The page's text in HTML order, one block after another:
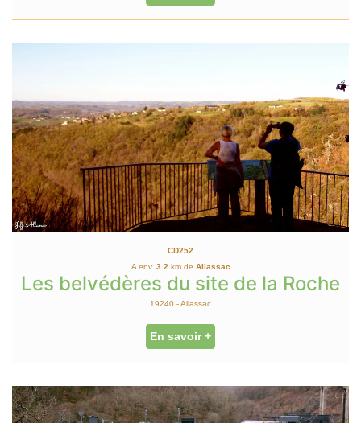
CD252
A env. 3.2km de Allassac
Les belvédères du site de la Roche
19240 - Allassac
En savoir +